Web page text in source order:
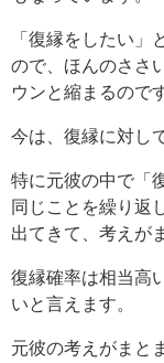
「復縁をしたい」
ので、ほんのささ
ウンと縮まるので
今は、復縁に対し
特に元彼の中で「
同じことを繰り返
出てきて、考えが
復縁確率は相当高
いと言えます。
元彼の考えがまと